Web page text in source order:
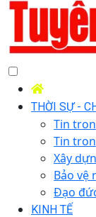
THỜI SỰ -
Tin
Tin
Xây
Bảo vệ
Đạo
KINH TẾ